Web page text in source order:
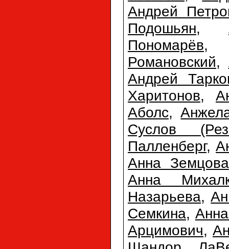
Андрей
Подошьян,
Пономарёв
Романовский,
Андрей
Харитонов,
Аболс,
Суслов
Палленберг,
Анна Земцова
Анна
Назарьева,
Семкина,
Арцимович,